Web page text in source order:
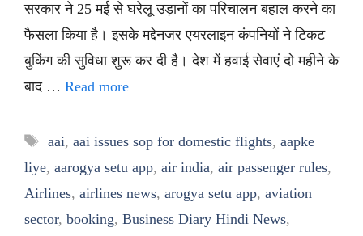
सरकार ने 25 मई से घरेलू उड़ानों का परिचालन बहाल करने का
फैसला किया है। इसके मद्देनजर एयरलाइन कंपनियों ने टिकट
बुकिंग की सुविधा शुरू कर दी है। देश में हवाई सेवाएं दो महीने के
बाद … Read more
Tags
aai, aai issues sop for domestic flights, aapke
liye, aarogya setu app, air india, air passenger rules,
Airlines, airlines news, arogya setu app, aviation
sector, booking, Business Diary Hindi News,